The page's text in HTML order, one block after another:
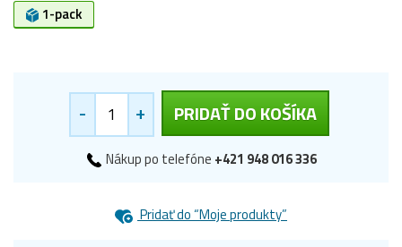
1-pack
- + PRIDAŤ DO KOŠÍKA
Nákup po telefóne +421 948 016 336
Pridať do “Moje produkty”